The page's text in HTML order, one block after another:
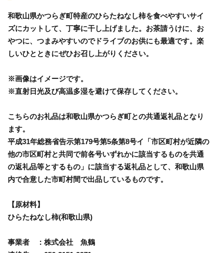
和歌山県かつらぎ町特産のひらたねなし柿を食べやすいサイ
ズにカットして、丁寧に干し上げました。お茶請うけに、お
やつに、つまみやすいのでドライブのお供にも最適です。楽
しいひとときにぜひお召し上がりください。
※画像はイメージです。
※直射日光及び高温多湿を避けて保存してください。
こちらのお礼品は和歌山県かつらぎ町との共通返礼品となり
ます。
平成31年総務省告示第179号第5条第8号イ「市区町村が近隣の
他の市区町村と共同で前各号いずれかに該当するものを共通
の返礼品等とするもの」に該当する返礼品として、和歌山県
内で合意した市町村間で出品しているものです。
【原材料】
ひらたねなし柿(和歌山県)
事業者 ：株式会社 魚鶴